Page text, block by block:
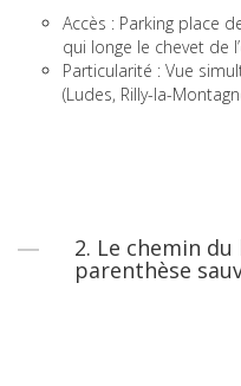
Accès : Parking place
qui longe le chevet de
Particularité : Vue
(Ludes, Rilly-la-
2. Le chemin
parenthèse